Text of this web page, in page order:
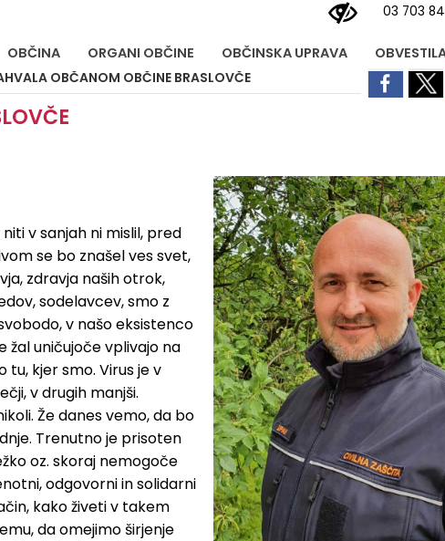
03 703
OBČINA ORGANI OBČINE OBČINSKA UPRAVA
OBČANOM OBČINE BRASLOVČE
v sanjah ni mislil, pred
se bo znašel ves svet,
zdravja naših otrok,
sodelavcev, smo z
v našo eksistenco
žal uničujoče vplivajo na
tu, kjer smo. Virus je v
v drugih manjši.
Že danes vemo, da bo
Trenutno je prisoten
oz. skoraj nemogoče
odgovorni in solidarni
kako živeti v takem
da omejimo širjenje